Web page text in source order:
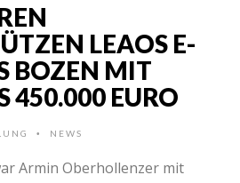
LEAOS E-
BOZEN MIT
450.000 EURO
• NEWS
Armin Oberhollenzer mit